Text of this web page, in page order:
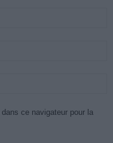
ce navigateur pour la